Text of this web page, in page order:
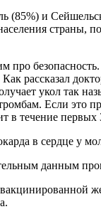
и
страны,
про
рассказал
укол так
Если это
течение
в сердце у
данным